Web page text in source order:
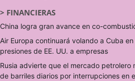
> FINANCIERAS
China logra gran avance en co-
Air Europa continuará volando a Cuba
presiones de EE. UU. a empresas
Rusia advierte que el mercado petrolero
de barriles diarios por interrupciones en